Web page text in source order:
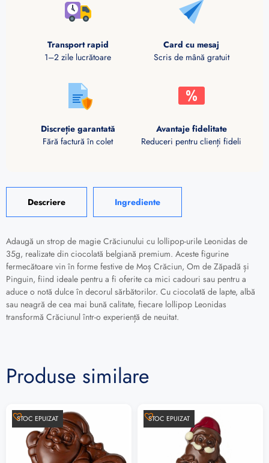
Transport rapid
1–2 zile lucrătoare
Card cu mesaj
Scris de mână gratuit
Discreție garantată
Fără factură în colet
Avantaje fidelitate
Reduceri pentru clienți fideli
Descriere Ingrediente
Adaugă un strop de magie Crăciunului cu lollipop-urile Leonidas de
35g, realizate din ciocolată belgiană premium. Aceste figurine
fermecătoare vin în forme festive de Moș Crăciun, Om de Zăpadă și
Pinguin, fiind ideale pentru a fi oferite ca mici cadouri sau pentru a
aduce o notă dulce în decorul sărbătorilor. Cu ciocolată de lapte, albă
sau neagră de cea mai bună calitate, fiecare lollipop Leonidas
transformă Crăciunul într-o experiență de neuitat.
Produse similare
STOC EPUIZAT STOC EPUIZAT